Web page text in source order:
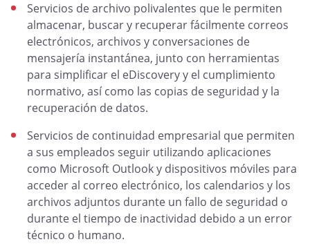
Servicios de archivo polivalentes que le permiten
almacenar, buscar y recuperar fácilmente correos
electrónicos, archivos y conversaciones de
mensajería instantánea, junto con herramientas
para simplificar el eDiscovery y el cumplimiento
normativo, así como las copias de seguridad y la
recuperación de datos.
Servicios de continuidad empresarial que permiten
a sus empleados seguir utilizando aplicaciones
como Microsoft Outlook y dispositivos móviles para
acceder al correo electrónico, los calendarios y los
archivos adjuntos durante un fallo de seguridad o
durante el tiempo de inactividad debido a un error
técnico o humano.